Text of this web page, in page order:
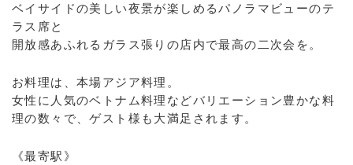
ベイサイドの美しい夜景が楽しめるパノラマビューのテ
ラス席と
開放感あふれるガラス張りの店内で最高の二次会を。
お料理は、本場アジア料理。
女性に人気のベトナム料理などバリエーション豊かな料
理の数々で、ゲスト様も大満足されます。
《最寄駅》